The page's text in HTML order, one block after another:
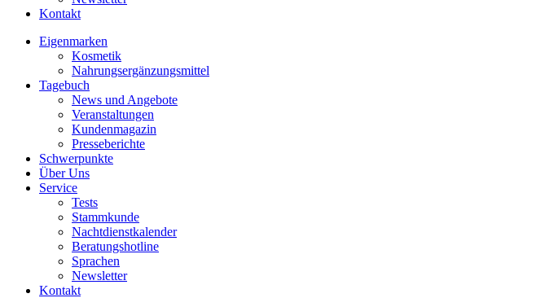
Kontakt
Eigenmarken
Kosmetik
Nahrungsergänzungsmittel
Tagebuch
News und Angebote
Veranstaltungen
Kundenmagazin
Presseberichte
Schwerpunkte
Über Uns
Service
Tests
Stammkunde
Nachtdienstkalender
Beratungshotline
Sprachen
Newsletter
Kontakt